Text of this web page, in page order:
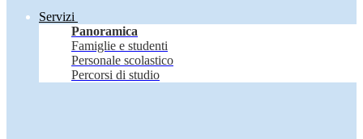
Servizi
Panoramica
Famiglie e studenti
Personale scolastico
Percorsi di studio